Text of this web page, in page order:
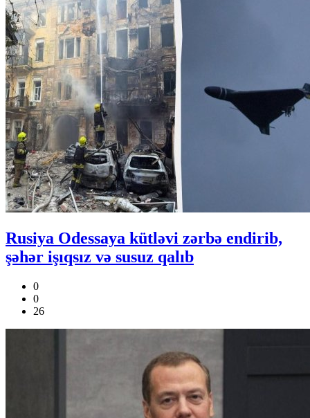
Rusiya Odessaya kütləvi zərbə endirib,
şəhər işıqsız və susuz qalıb
0
0
26